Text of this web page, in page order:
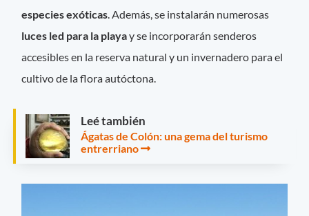
especies exóticas . Además, se instalarán numerosas
luces led para la playay se incorporarán senderos
accesibles en la reserva natural y un invernadero para el
cultivo de la flora autóctona.
Leé también
Ágatas de Colón: una gema del turismo
entrerriano